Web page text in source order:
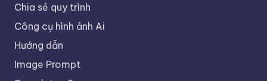
Chia sẻ quy trình
Công cụ hình ảnh Ai
Hướng dẫn
Image Prompt